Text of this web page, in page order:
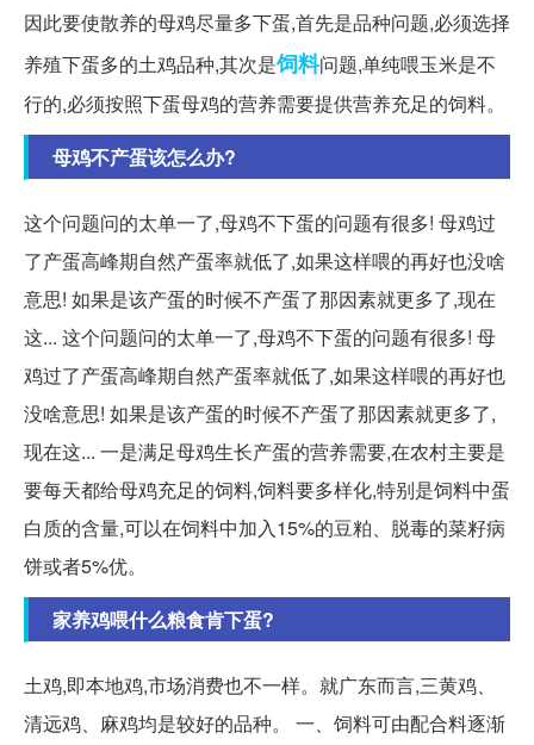
因此要使散养的母鸡尽量多下蛋,首先是品种问题,必须选择
养殖下蛋多的土鸡品种,其次是饲料问题,单纯喂玉米是不
行的,必须按照下蛋母鸡的营养需要提供营养充足的饲料。
母鸡不产蛋该怎么办?
这个问题问的太单一了,母鸡不下蛋的问题有很多! 母鸡过
了产蛋高峰期自然产蛋率就低了,如果这样喂的再好也没啥
意思! 如果是该产蛋的时候不产蛋了那因素就更多了,现在
这... 这个问题问的太单一了,母鸡不下蛋的问题有很多! 母
鸡过了产蛋高峰期自然产蛋率就低了,如果这样喂的再好也
没啥意思! 如果是该产蛋的时候不产蛋了那因素就更多了,
现在这... 一是满足母鸡生长产蛋的营养需要,在农村主要是
要每天都给母鸡充足的饲料,饲料要多样化,特别是饲料中蛋
白质的含量,可以在饲料中加入15%的豆粕、脱毒的菜籽病
饼或者5%优。
家养鸡喂什么粮食肯下蛋?
土鸡,即本地鸡,市场消费也不一样。就广东而言,三黄鸡、
清远鸡、麻鸡均是较好的品种。 一、饲料可由配合料逐渐